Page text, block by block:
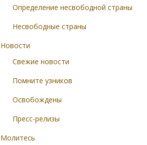
Определение несвободной страны
Несвободные страны
Новости
Свежие новости
Помните узников
Освобождены
Пресс-релизы
Молитесь